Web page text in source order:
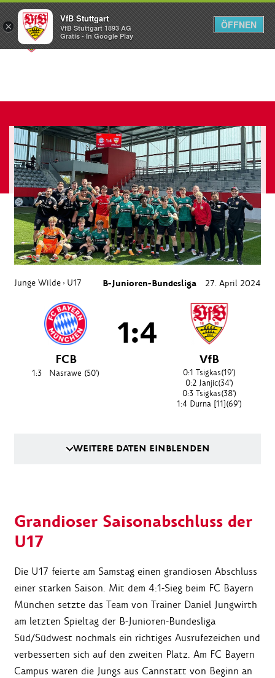
Menü
Junge Wilde › U17 B-Junioren-Bundesliga 27. April 2024
FCB
1:3 Nasrawe (50')
1:4
VfB
0:1 Tsigkas(19')
0:2 Janjic(34')
0:3 Tsigkas(38')
1:4 Durna [11](69')
WEITERE DATEN EINBLENDEN
Grandioser Saisonabschluss der
U17
Die U17 feierte am Samstag einen grandiosen Abschluss
einer starken Saison. Mit dem 4:1-Sieg beim FC Bayern
München setzte das Team von Trainer Daniel Jungwirth
am letzten Spieltag der B-Junioren-Bundesliga
Süd/Südwest nochmals ein richtiges Ausrufezeichen und
verbesserten sich auf den zweiten Platz. Am FC Bayern
Campus waren die Jungs aus Cannstatt von Beginn an
×
VfB Stuttgart
VfB Stuttgart 1893 AG
Gratis - In Google Play
ÖFFNEN